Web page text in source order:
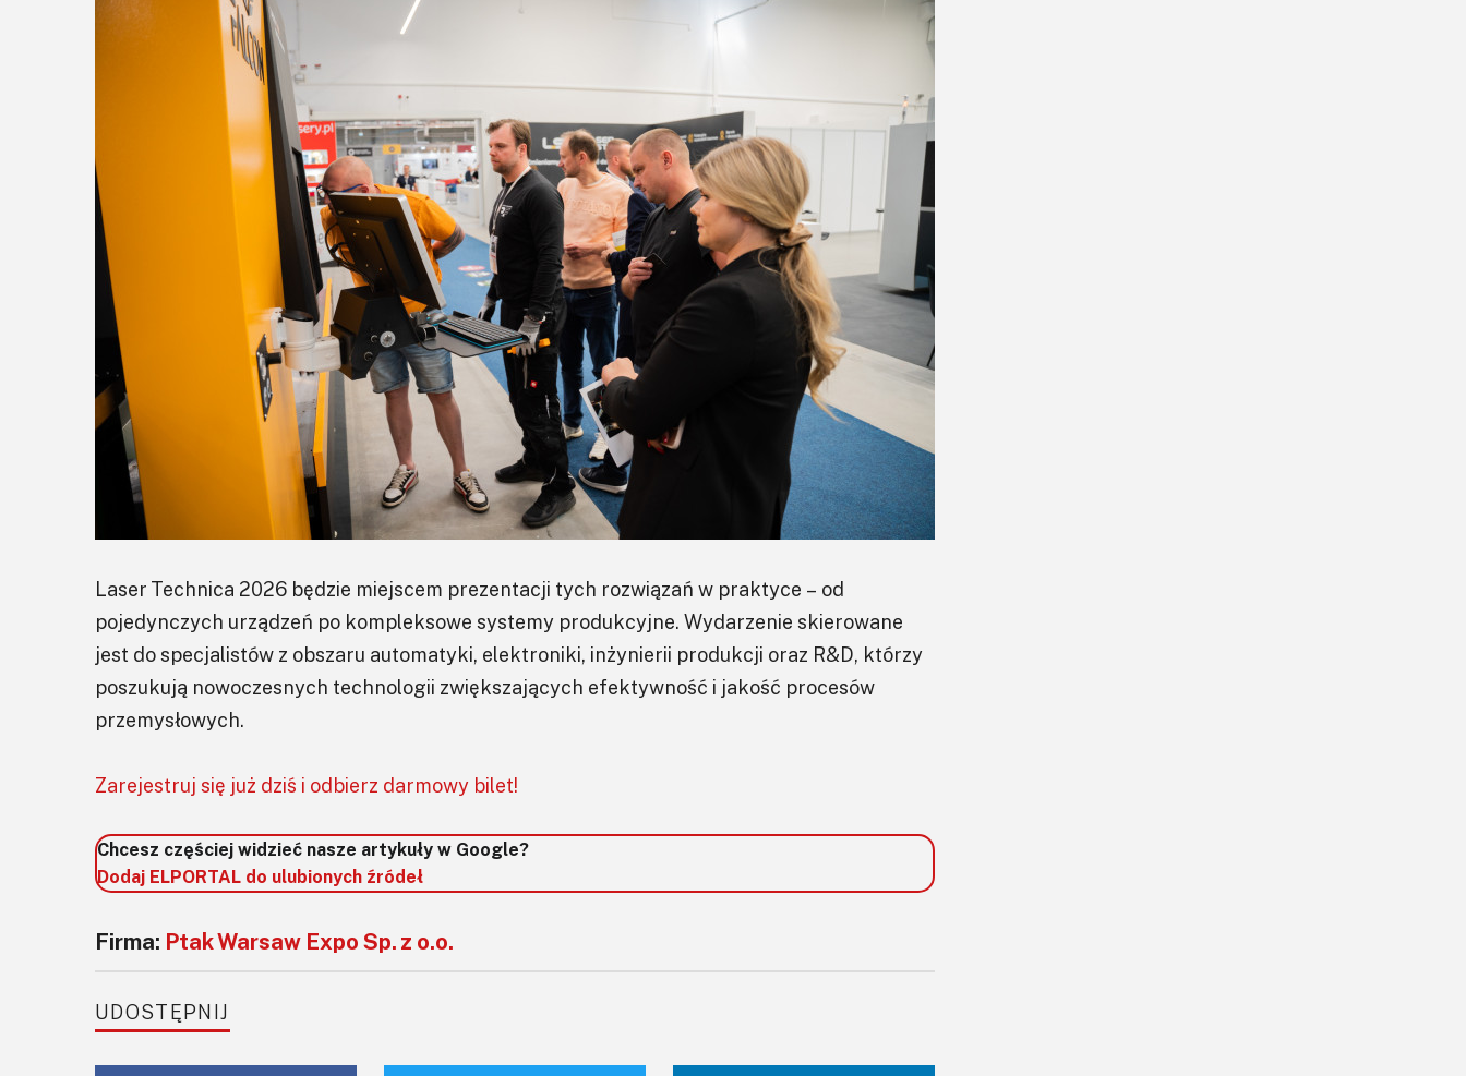
Laser Technica 2026 będzie miejscem prezentacji tych rozwiązań w praktyce – od
pojedynczych urządzeń po kompleksowe systemy produkcyjne. Wydarzenie skierowane
jest do specjalistów z obszaru automatyki, elektroniki, inżynierii produkcji oraz R&D, którzy
poszukują nowoczesnych technologii zwiększających efektywność i jakość procesów
przemysłowych.
Zarejestruj się już dziś i odbierz darmowy bilet!
Chcesz częściej widzieć nasze artykuły w Google?
Dodaj ELPORTAL do ulubionych źródeł
Firma: Ptak Warsaw Expo Sp. z o.o.
UDOSTĘPNIJ